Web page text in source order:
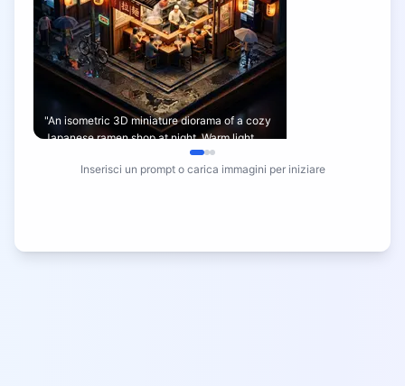
"An isometric 3D miniature diorama of a cozy
Japanese ramen shop at night. Warm light
Inserisci un prompt o carica immagini per iniziare